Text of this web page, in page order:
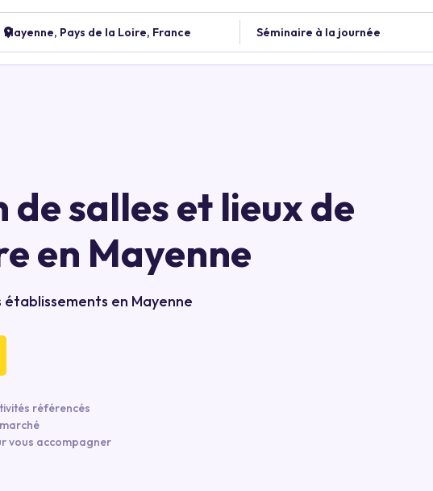
Mayenne, Pays de la Loire, France Séminaire à la journée
de salles et lieux de
en Mayenne
établissements en Mayenne
référencés
vous accompagner